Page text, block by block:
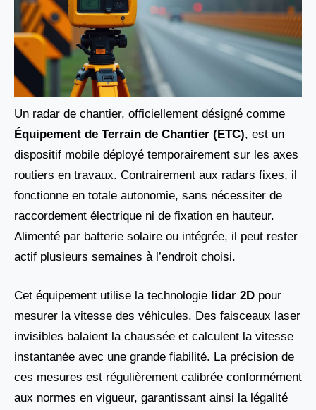
Un radar de chantier, officiellement désigné comme
Équipement de Terrain de Chantier (ETC), est un
dispositif mobile déployé temporairement sur les axes
routiers en travaux. Contrairement aux radars fixes, il
fonctionne en totale autonomie, sans nécessiter de
raccordement électrique ni de fixation en hauteur.
Alimenté par batterie solaire ou intégrée, il peut rester
actif plusieurs semaines à l’endroit choisi.
Cet équipement utilise la technologie lidar 2D pour
mesurer la vitesse des véhicules. Des faisceaux laser
invisibles balaient la chaussée et calculent la vitesse
instantanée avec une grande fiabilité. La précision de
ces mesures est régulièrement calibrée conformément
aux normes en vigueur, garantissant ainsi la légalité